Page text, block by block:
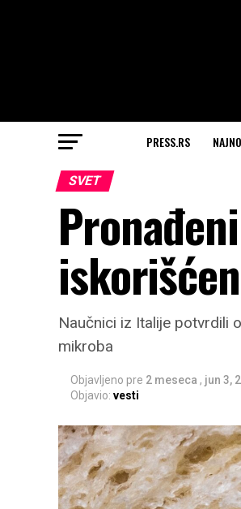
PRESS.RS
SVET
Naučnici iz Italije potvrdili
mikroba
Objavljeno pre 2 meseca , jun 3,
Objavio: vesti